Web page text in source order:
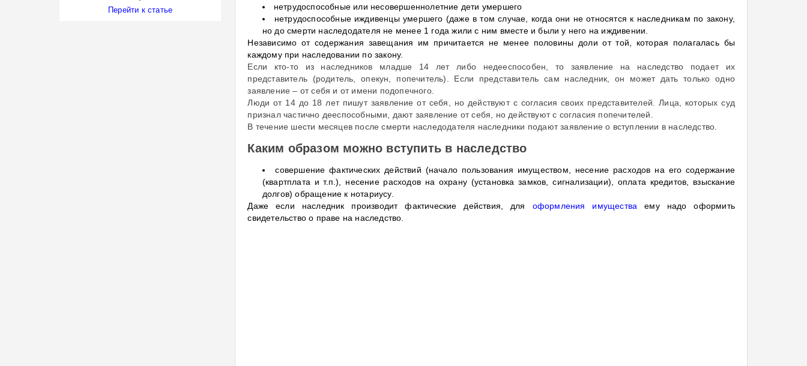
нетрудоспособные или несовершеннолетние дети умершего
нетрудоспособные иждивенцы умершего (даже в том случае, когда они не относятся к наследникам по закону,
но до смерти наследодателя не менее 1 года жили с ним вместе и были у него на иждивении.
Независимо от содержания завещания им причитается не менее половины доли от той, которая полагалась бы
каждому при наследовании по закону.
Если кто-то из наследников младше 14 лет либо недееспособен, то заявление на наследство подает их
представитель (родитель, опекун, попечитель). Если представитель сам наследник, он может дать только одно
заявление – от себя и от имени подопечного.
Люди от 14 до 18 лет пишут заявление от себя, но действуют с согласия своих представителей. Лица, которых суд
признал частично дееспособными, дают заявление от себя, но действуют с согласия попечителей.
В течение шести месяцев после смерти наследодателя наследники подают заявление о вступлении в наследство.
Каким образом можно вступить в наследство
совершение фактических действий (начало пользования имуществом, несение расходов на его содержание
(квартплата и т.п.), несение расходов на охрану (установка замков, сигнализации), оплата кредитов, взыскание
долгов) обращение к нотариусу.
Даже если наследник производит фактические действия, для оформления имущества ему надо оформить
свидетельство о праве на наследство.
Перейти к статье